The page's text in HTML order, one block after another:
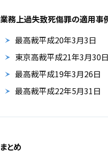
業務上過失致死傷罪の適用事
最高裁平成20年3月3日
東京高裁平成21年3月30日
最高裁平成19年3月26日
最高裁平成22年5月31日
まとめ